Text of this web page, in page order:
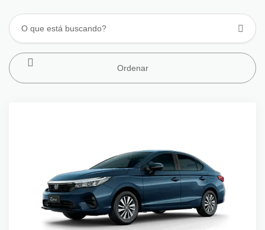
Ordenar